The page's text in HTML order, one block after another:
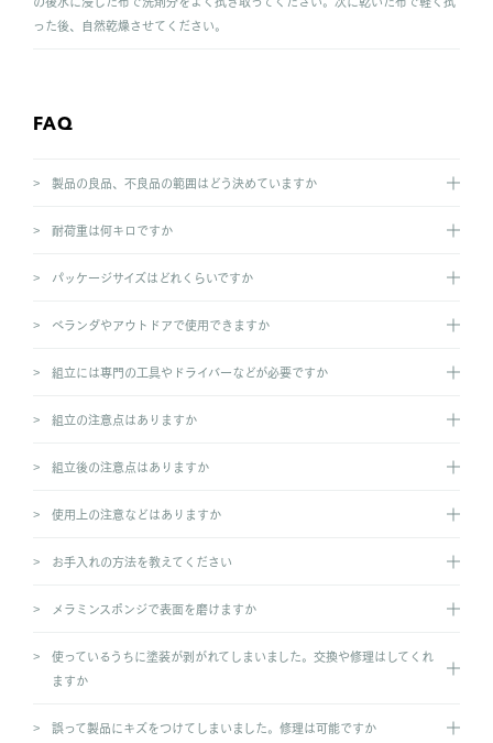
った後、自然乾燥させてください。
FAQ
製品の良品、不良品の範囲はどう決めていますか
耐荷重は何キロですか
パッケージサイズはどれくらいですか
ベランダやアウトドアで使用できますか
組立には専門の工具やドライバーなどが必要ですか
組立の注意点はありますか
組立後の注意点はありますか
使用上の注意などはありますか
お手入れの方法を教えてください
メラミンスポンジで表面を磨けますか
使っているうちに塗装が剥がれてしまいました。交換や修理はしてくれ
ますか
誤って製品にキズをつけてしまいました。修理は可能ですか